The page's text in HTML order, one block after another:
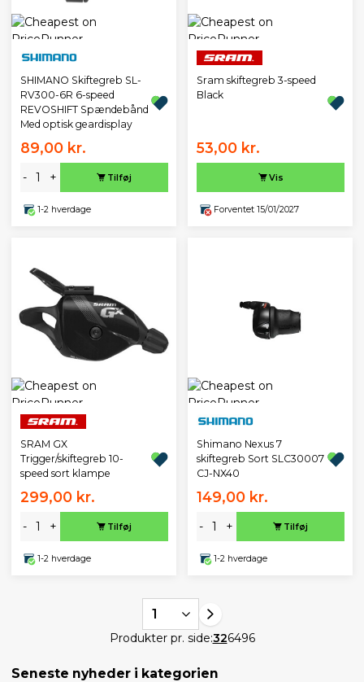
SHIMANO Skiftegreb SL-
RV300-6R 6-speed
REVOSHIFT Spændebånd
Med optisk geardisplay
89,00 kr.
- + Tilføj
1-2 hverdage
Sram skiftegreb 3-speed
Black
53,00 kr.
Vis
Forventet 15/01/2027
SRAM GX
Trigger/skiftegreb 10-
speed sort klampe
299,00 kr.
- + Tilføj
1-2 hverdage
Shimano Nexus 7
skiftegreb Sort SLC30007
CJ-NX40
149,00 kr.
- + Tilføj
1-2 hverdage
1
Produkter pr. side:326496
Seneste nyheder i kategorien